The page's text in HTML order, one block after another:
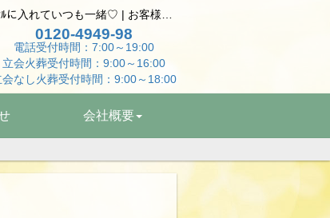
0120-4949-98
電話受付時間：7:00～19:00
立会火葬受付時間：9:00～16:00
会なし火葬受付時間：9:00～18:00
会社概要